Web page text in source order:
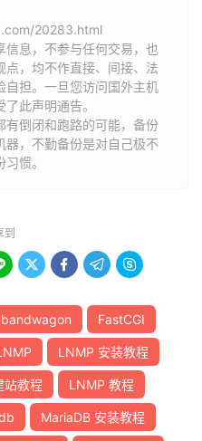
20283.html
信息，不参与任何交易，也
点，均不作直接、间接、法
自担。一旦您访问国外主机
此声明通告。
有倒闭和跑路的可能，备份
器，不勤备份是对自己极不
惯。
到
   
bandwagon FastCGI
LNMP 安装教程
站教程 LNMP 教程
MariaDB 安装教程